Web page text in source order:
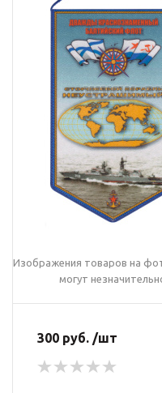
Изображения товаров на
могут
300 руб. /шт